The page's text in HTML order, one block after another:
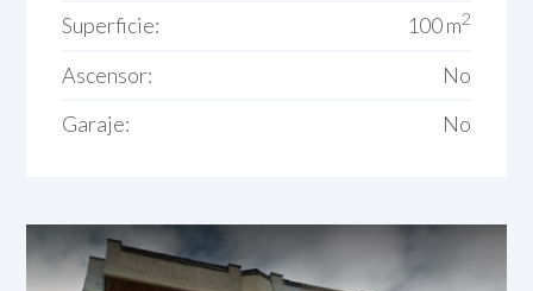
Superficie:
100 m2
Ascensor:
No
Garaje:
No